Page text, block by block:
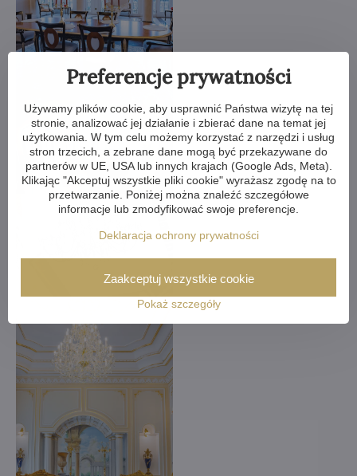
Preferencje prywatności
Używamy plików cookie, aby usprawnić Państwa wizytę na tej
stronie, analizować jej działanie i zbierać dane na temat jej
użytkowania. W tym celu możemy korzystać z narzędzi i usług
stron trzecich, a zebrane dane mogą być przekazywane do
partnerów w UE, USA lub innych krajach (Google Ads, Meta).
Klikając "Akceptuj wszystkie pliki cookie" wyrażasz zgodę na to
przetwarzanie. Poniżej można znaleźć szczegółowe
informacje lub zmodyfikować swoje preferencje.
Deklaracja ochrony prywatności
Pokaż szczegóły
Zaakceptuj wszystkie cookie